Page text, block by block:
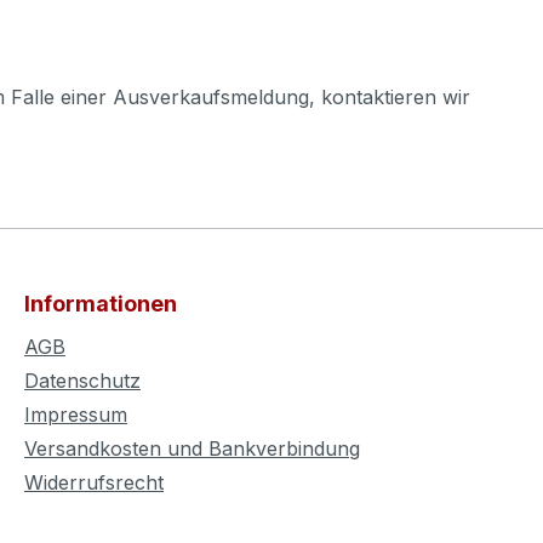
einer Ausverkaufsmeldung, kontaktieren wir
Informationen
AGB
Datenschutz
Impressum
Versandkosten und Bankverbindung
Widerrufsrecht